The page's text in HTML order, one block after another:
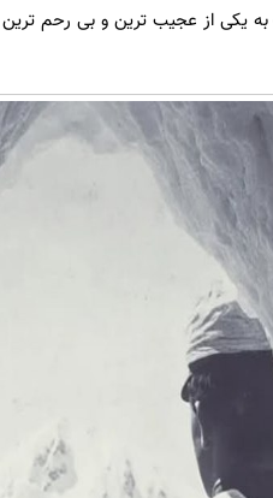
از عجیب ترین و بی رحم ترین